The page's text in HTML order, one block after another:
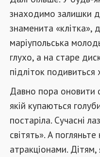
знаходимо залишки
знаменита «клітка»,
маріупольська
глухо, а на старе
підліток
Давно пора оновити
якій купаються
постаріла. Сучасні
світять». А
атракціонами. Дітям,